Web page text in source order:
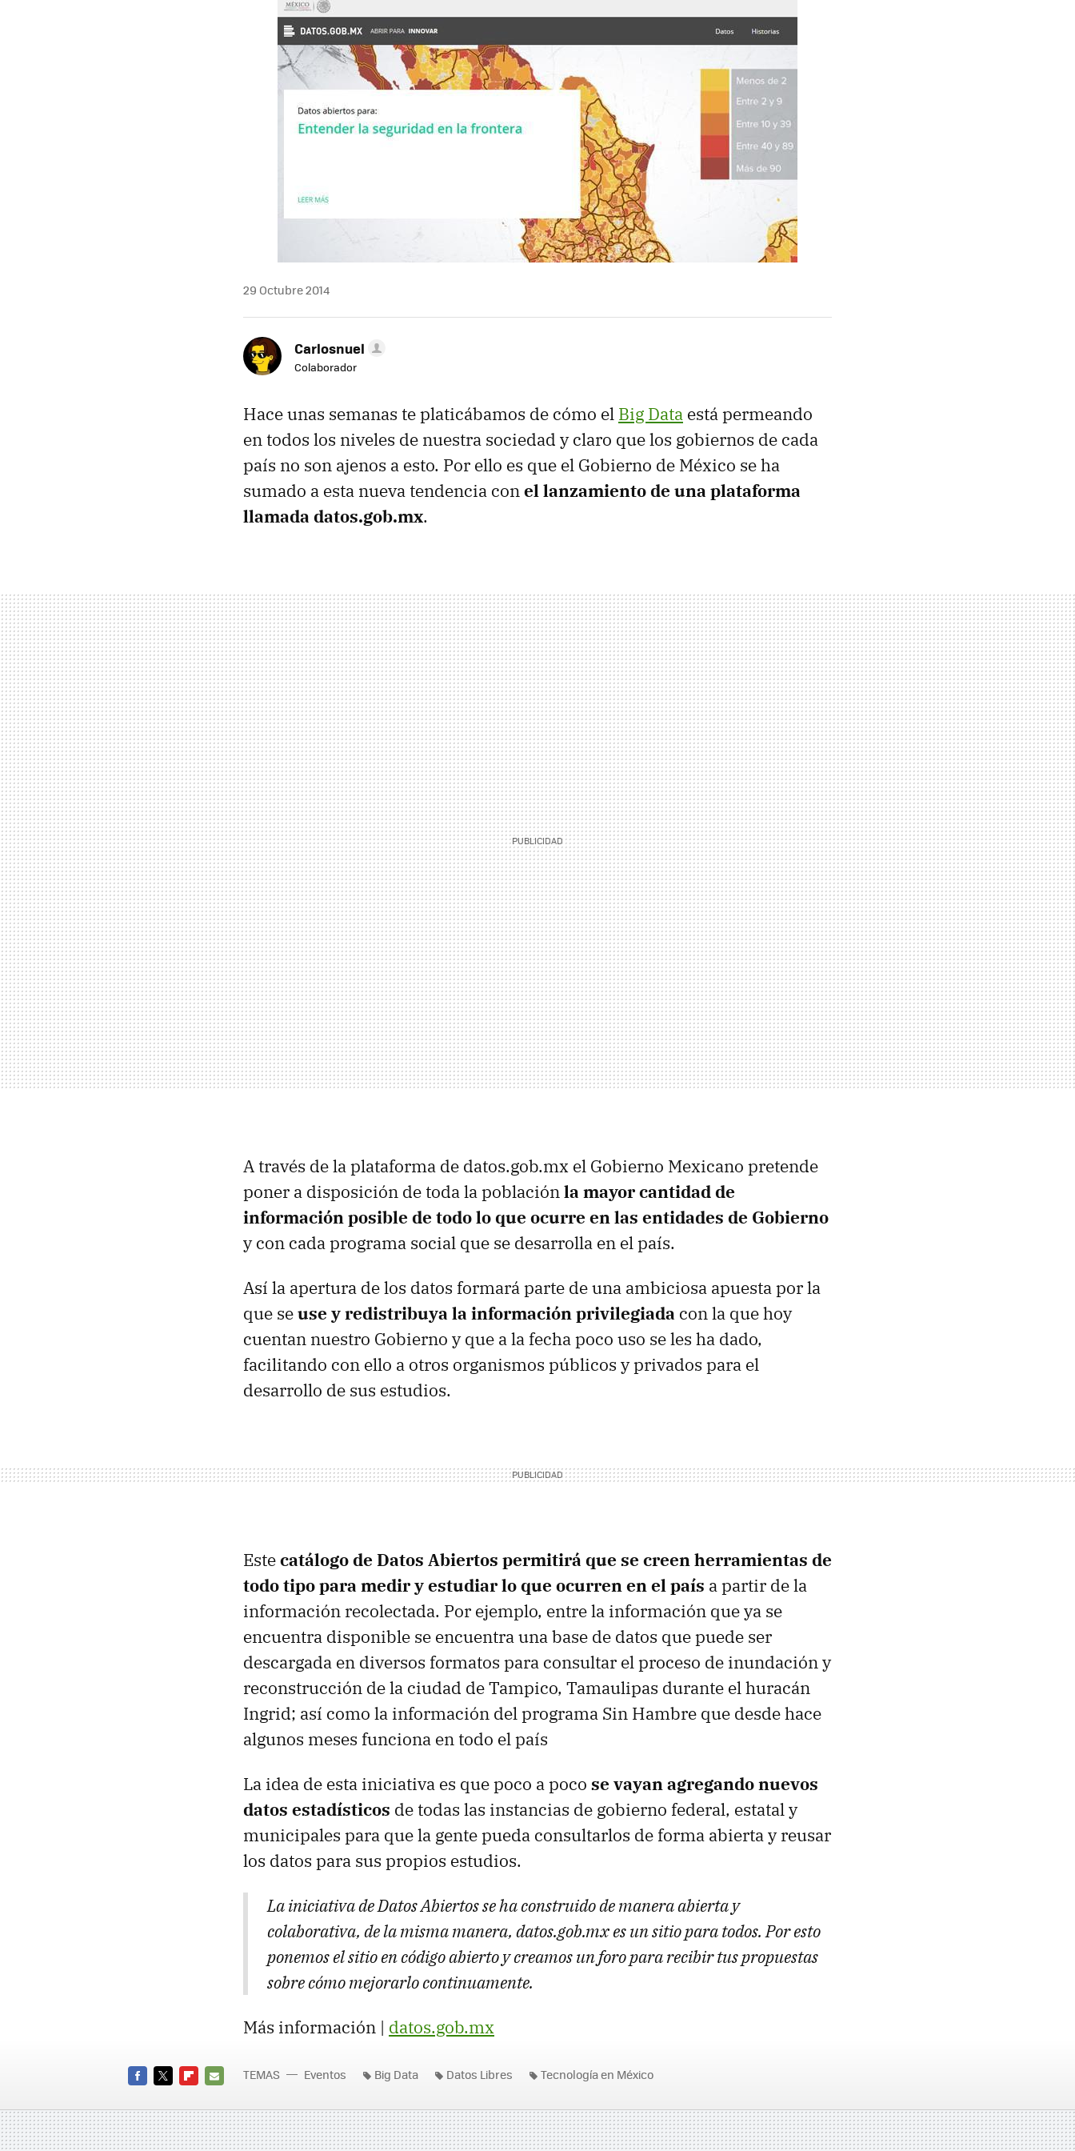
29 Octubre 2014
Carlosnuel
Colaborador
Hace unas semanas te platicábamos de cómo el Big Data está permeando
en todos los niveles de nuestra sociedad y claro que los gobiernos de cada
país no son ajenos a esto. Por ello es que el Gobierno de México se ha
sumado a esta nueva tendencia conel lanzamiento de una plataforma
llamada datos.gob.mx.
A través de la plataforma de datos.gob.mx el Gobierno Mexicano pretende
poner a disposición de toda la poblaciónla mayor cantidad de
información posible de todo lo que ocurre en las entidades de Gobierno
y con cada programa social que se desarrolla en el país.
Así la apertura de los datos formará parte de una ambiciosa apuesta por la
que seuse y redistribuya la información privilegiada con la que hoy
cuentan nuestro Gobierno y que a la fecha poco uso se les ha dado,
facilitando con ello a otros organismos públicos y privados para el
desarrollo de sus estudios.
Estecatálogo de Datos Abiertos permitirá que se creen herramientas de
todo tipo para medir y estudiar lo que ocurren en el país a partir de la
información recolectada. Por ejemplo, entre la información que ya se
encuentra disponible se encuentra una base de datos que puede ser
descargada en diversos formatos para consultar el proceso de inundación y
reconstrucción de la ciudad de Tampico, Tamaulipas durante el huracán
Ingrid; así como la información del programa Sin Hambre que desde hace
algunos meses funciona en todo el país
La idea de esta iniciativa es que poco a poco se vayan agregando nuevos
datos estadísticos de todas las instancias de gobierno federal, estatal y
municipales para que la gente pueda consultarlos de forma abierta y reusar
los datos para sus propios estudios.
La iniciativa de Datos Abiertos se ha construido de manera abierta y
colaborativa, de la misma manera, datos.gob.mx es un sitio para todos. Por esto
ponemos el sitio en código abierto y creamos un foro para recibir tus propuestas
sobre cómo mejorarlo continuamente.
Más información | datos.gob.mx
MAIL
TEMAS Eventos Big Data Datos Libres Tecnología en México